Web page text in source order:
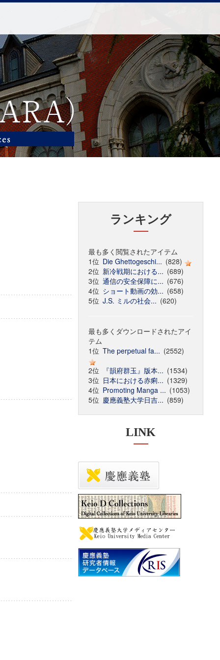
ランキング
最も多く閲覧されたアイテム
1位 Die Ghettogeschi... (828)
2位 新冷戦期における... (689)
3位 通信の安全保障に... (676)
4位 ショート動画の効... (658)
5位 J.S. ミルの社会... (620)
最も多くダウンロードされたアイ
テム
1位 The perpetual fa... (2552)
2位
『韻府群玉』版本... (1534)
3位 日本における赤痢... (1329)
4位 Promoting Manga ... (1053)
5位 慶應義塾大学日吉... (859)
LINK